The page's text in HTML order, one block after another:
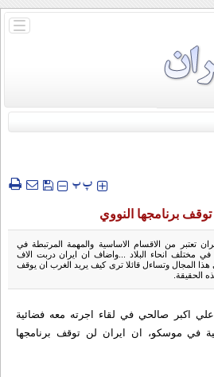
باز
‍‍‍ پپ
توقف برنامجها النووي
تعتبر من الاقسام الاساسية والمهمة المرتبطة في
مختلف انحاء البلاد ...واضاف ان ايران دربت الاف
هذا المجال وتساءل قائلا ترى كيف يريد الغرب ان يوقف
الحقيقة.
علي اكبر صالحي في لقاء اجرته معه فضائية
في موسكو، ان ايران لن توقف برنامجها